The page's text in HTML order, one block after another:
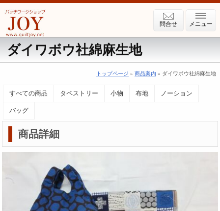
メニュー
問合せ
ダイワボウ社綿麻生地
トップページ » 商品案内 » ダイワボウ社綿麻生地
すべての商品 タペストリー 小物 布地 ノーション
バッグ
商品詳細